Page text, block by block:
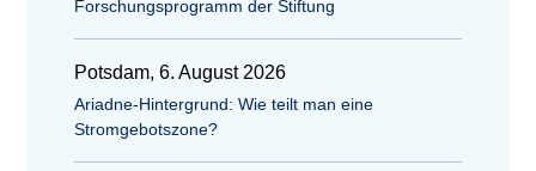
Forschungsprogramm der Stiftung
Potsdam, 6. August 2026
Ariadne-Hintergrund: Wie teilt man eine
Stromgebotszone?